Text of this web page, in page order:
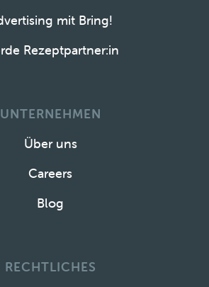
mit Bring!
Rezeptpartner:in
UNTERNEHMEN
Über uns
Careers
Blog
RECHTLICHES